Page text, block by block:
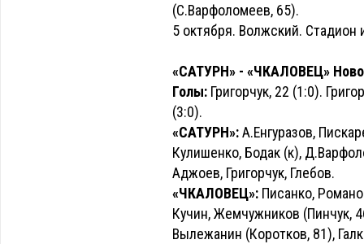
(С.Варфоломеев, 65).
5 октября. Волжский. Стадион
«САТУРН» - «ЧКАЛОВЕЦ»
Голы: Григорчук, 22 (1:0).
(3:0).
«САТУРН»:А.Енгуразов,
Кулишенко, Бодак (к),
Аджоев, Григорчук, Глебов.
«ЧКАЛОВЕЦ»: Писанко,
Кучин, Жемчужников (Пинчук,
Вылежанин (Коротков, 81),